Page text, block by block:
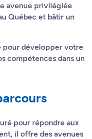
avenue privilégiée
Québec et bâtir un
pour développer votre
compétences dans un
pour répondre aux
il offre des avenues